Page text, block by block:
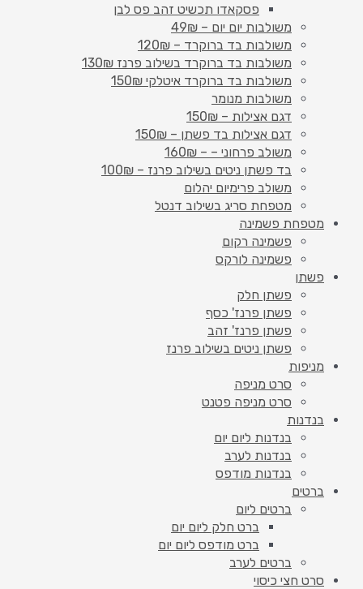
פסקאדו תכשיט זהב פס לבן
משולבות יום יום – 49₪
משולבות בד ברוקרד – 120₪
משולבות בד ברוקרד בשילוב פרנז 130₪
משולבות בד ברוקרד איטלקי 150₪
משולבות מנומר
דגם אצילות – 150₪
דגם אצילות בד פשתן – 150₪
משולב פרחוני – – 160₪
בד פשתן ניטים בשילוב פרנז – 100₪
משולב פרימיום יהלום
מטפחת סריג בשילוב דנטל
מטפחת פשמינה
פשמינה רקום
פשמינה לורקס
פשתן
פשתן חלק
פשתן פרנז' כסף
פשתן פרנז' זהב
פשתן ניטים בשילוב פרנז
מניפות
סרט מניפה
סרט מניפה פטנט
בנדנות
בנדנות ליום יום
בנדנות לערב
בנדנות מודפס
ברטים
ברטים ליום
ברט חלק ליום יום
ברט מודפס ליום יום
ברטים לערב
סרט חצי כיסוי